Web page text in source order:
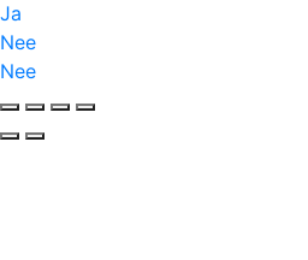
Ja
Nee
Nee